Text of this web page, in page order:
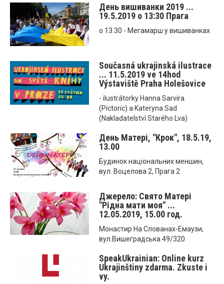
День вишиванки 2019 ...
19.5.2019 o 13:30 Прага
о 13.30 - Мегамарш у вишиванках
Současná ukrajinská ilustrace
... 11.5.2019 ve 14hod
Výstaviště Praha Holešovice
- ilustrátorky Hanna Sarvira
(Pictoric) a Kateryna Sad
(Nakladatelství Starého Lva)
День Матері, "Крок", 18.5.19,
13.00
Будинок національних меншин,
вул. Воцелова 2, Прага 2
Джерело: Свято Матері
"Рідна мати моя" ...
12.05.2019, 15.00 год.
Монастир На Слованах-Емаузи,
вул.Вишеградська 49/320
SpeakUkrainian: Online kurz
Ukrajinštiny zdarma. Zkuste i
vy.